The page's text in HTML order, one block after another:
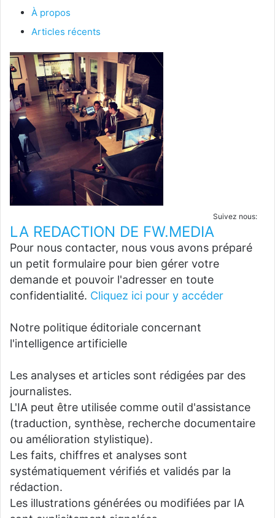
À propos
Articles récents
Suivez nous:
LA REDACTION DE FW.MEDIA
Pour nous contacter, nous vous avons préparé
un petit formulaire pour bien gérer votre
demande et pouvoir l'adresser en toute
confidentialité. Cliquez ici pour y accéder
Notre politique éditoriale concernant
l'intelligence artificielle
Les analyses et articles sont rédigées par des
journalistes.
L'IA peut être utilisée comme outil d'assistance
(traduction, synthèse, recherche documentaire
ou amélioration stylistique).
Les faits, chiffres et analyses sont
systématiquement vérifiés et validés par la
rédaction.
Les illustrations générées ou modifiées par IA